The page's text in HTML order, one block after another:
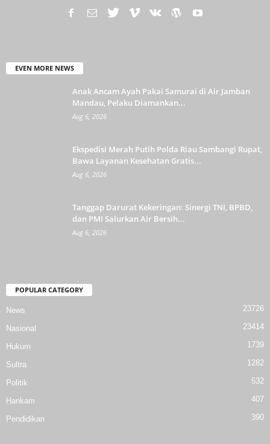
EVEN MORE NEWS
Anak Ancam Ayah Pakai Samurai di Air Jamban
Mandau, Pelaku Diamankan...
Aug 6, 2026
Ekspedisi Merah Putih Polda Riau Sambangi Rupat,
Bawa Layanan Kesehatan Gratis...
Aug 6, 2026
Tanggap Darurat Kekeringan: Sinergi TNI, BPBD,
dan PMI Salurkan Air Bersih...
Aug 6, 2026
POPULAR CATEGORY
News 23726
Nasional 23414
Hukum 1739
Sultra 1282
Politik 532
Hankam 407
Pendidikan 390